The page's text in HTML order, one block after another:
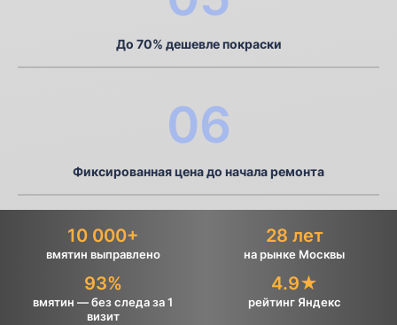
До 70% дешевле покраски
06
Фиксированная цена до начала ремонта
10 000+
вмятин выправлено
28 лет
на рынке Москвы
93%
вмятин — без следа за 1
визит
4.9★
рейтинг Яндекс